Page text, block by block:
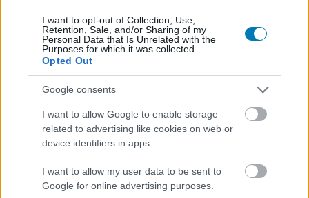
I want to opt-out of Collection, Use,
Retention, Sale, and/or Sharing of my
Personal Data that Is Unrelated with the
Purposes for which it was collected.
Opted Out
Google consents
I want to allow Google to enable storage
related to advertising like cookies on web or
device identifiers in apps.
I want to allow my user data to be sent to
Google for online advertising purposes.
A franchise következő nagy projektje
a Caine című spin-
off lesz, amely a negyedik részben bemutatott vak
harcos történetére koncentrál. A Lionsgate egyelőre
nem jelentette be a Caine-film premierdátumát, azonban
a forgatás már javában zajlik, így a hivatalos bejelentés
várhatóan nincs messze.
Emellett egy animációs John Wick-sorozat is
szinte semmit.